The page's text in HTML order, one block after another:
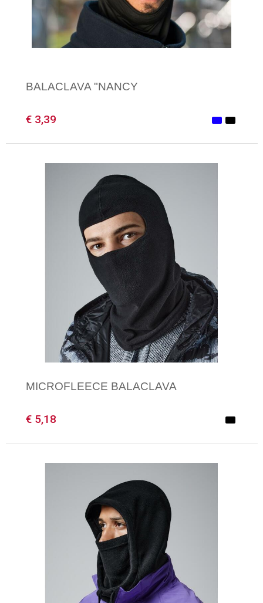
Gilets
Veiligheidsvesten en Veiligheidshesjes
BALACLAVA "NANCY
€ 3,39
Minimale afname: 1
MICROFLEECE BALACLAVA
€ 5,18
Minimale afname: 1